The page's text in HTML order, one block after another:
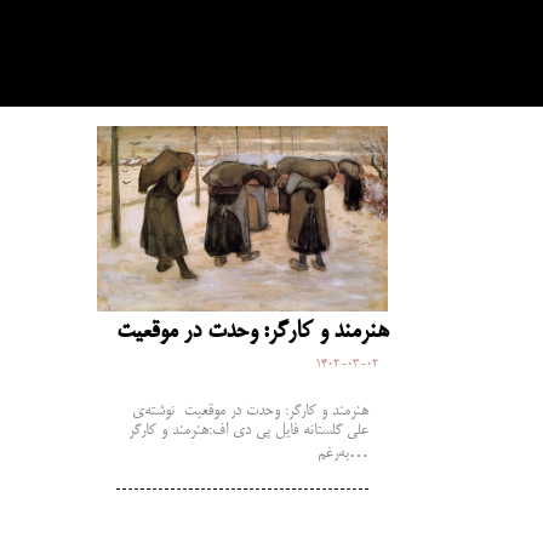
هنرمند و کارگر: وحدت در موقعیت
1402-03-02
هنرمند و کارگر: وحدت در موقعیت نوشته‌ی
علی گلستانه فایل پی دی اف:هنرمند و کارگر
به‌رغم…